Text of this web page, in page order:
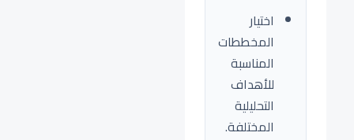
اختيار
المخططات
المناسبة
للأهداف
التحليلية
المختلفة.